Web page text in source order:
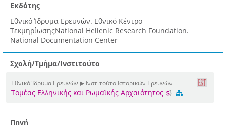
Εκδότης
Εθνικό Ίδρυμα Ερευνών. Εθνικό Κέντρο
ΤεκμηρίωσηςNational Hellenic Research Foundation.
National Documentation Center
Σχολή/Τμήμα/Ινστιτούτο
Εθνικό Ίδρυμα Ερευνών ▶ Ινστιτούτο Ιστορικών Ερευνών
Τομέας Ελληνικής και Ρωμαϊκής Αρχαιότητος
Πηγή